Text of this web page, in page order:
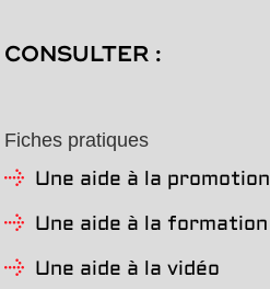
CONSULTER :
Fiches pratiques
Une aide à la promotion
Une aide à la formation
Une aide à la vidéo